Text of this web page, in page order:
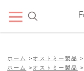
ホーム > オストミー製品 >
ホーム
> オストミー製品 >